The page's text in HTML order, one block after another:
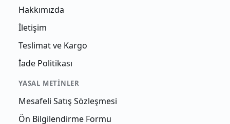
Hakkımızda
İletişim
Teslimat ve Kargo
İade Politikası
YASAL METINLER
Mesafeli Satış Sözleşmesi
Ön Bilgilendirme Formu